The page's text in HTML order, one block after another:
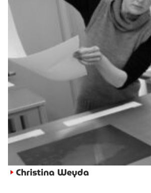
► Christina Weyda